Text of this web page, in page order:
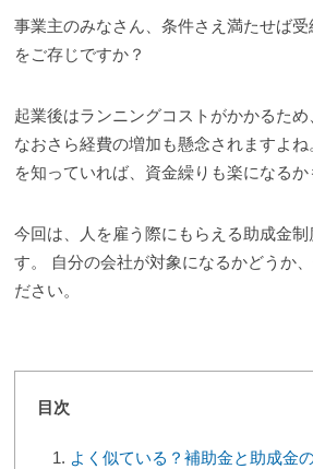
事業主のみなさん、条件さえ満たせば
をご存じですか？
起業後はランニングコストがかかるため
なおさら経費の増加も懸念されますよ
を知っていれば、資金繰りも楽になるか
今回は、人を雇う際にもらえる助成金制
す。 自分の会社が対象になるかどうか
ださい。
目次
よく似ている？補助金と助成金